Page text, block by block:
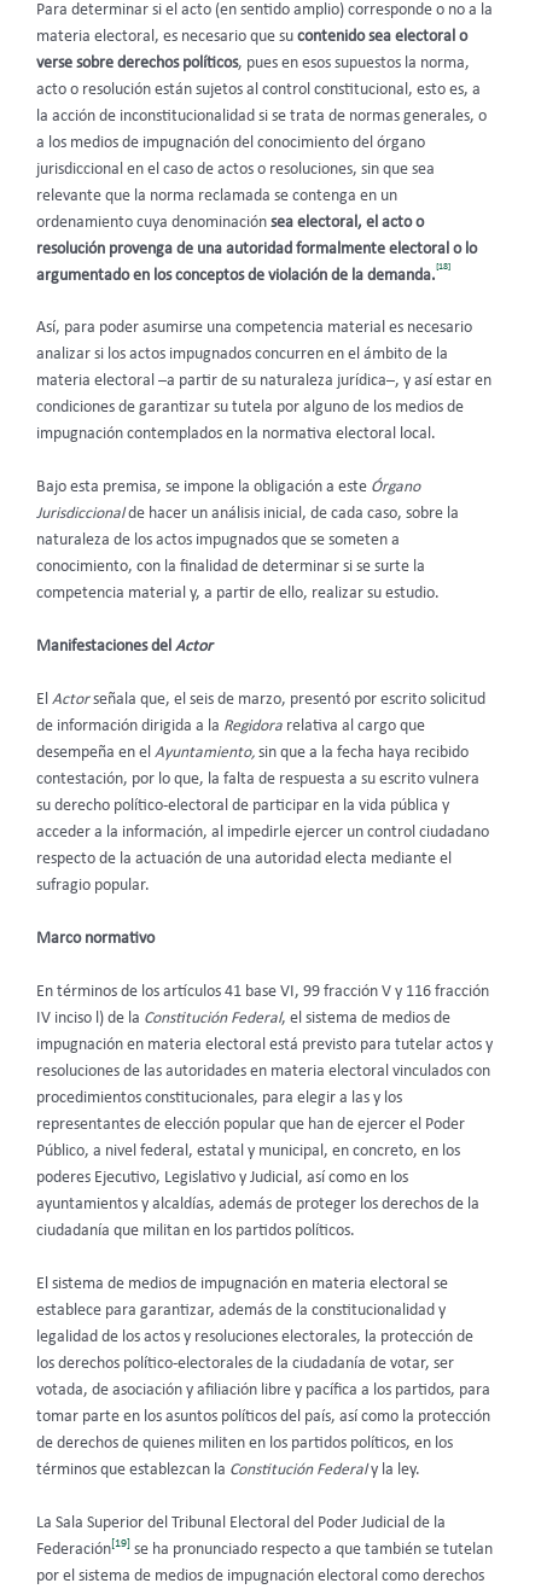
Para determinar si el acto (en sentido amplio) corresponde o no a la
materia electoral, es necesario que su contenido sea electoral o
verse sobre derechos políticos, pues en esos supuestos la norma,
acto o resolución están sujetos al control constitucional, esto es, a
la acción de inconstitucionalidad si se trata de normas generales, o
a los medios de impugnación del conocimiento del órgano
jurisdiccional en el caso de actos o resoluciones, sin que sea
relevante que la norma reclamada se contenga en un
ordenamiento cuya denominación sea electoral, el acto o
resolución provenga de una autoridad formalmente electoral o lo
argumentado en los conceptos de violación de la demanda.
[18]
Así, para poder asumirse una competencia material es necesario
analizar si los actos impugnados concurren en el ámbito de la
materia electoral –a partir de su naturaleza jurídica–, y así estar en
condiciones de garantizar su tutela por alguno de los medios de
impugnación contemplados en la normativa electoral local.
Bajo esta premisa, se impone la obligación a este Órgano
Jurisdiccionalde hacer un análisis inicial, de cada caso, sobre la
naturaleza de los actos impugnados que se someten a
conocimiento, con la finalidad de determinar si se surte la
competencia material y, a partir de ello, realizar su estudio.
Manifestaciones del Actor
El Actorseñala que, el seis de marzo, presentó por escrito solicitud
de información dirigida a la Regidora relativa al cargo que
desempeña en el Ayuntamiento, sin que a la fecha haya recibido
contestación, por lo que, la falta de respuesta a su escrito vulnera
su derecho político-electoral de participar en la vida pública y
acceder a la información, al impedirle ejercer un control ciudadano
respecto de la actuación de una autoridad electa mediante el
sufragio popular.
Marco normativo
En términos de los artículos 41 base VI, 99 fracción V y 116 fracción
IV inciso l) de la Constitución Federal, el sistema de medios de
impugnación en materia electoral está previsto para tutelar actos y
resoluciones de las autoridades en materia electoral vinculados con
procedimientos constitucionales, para elegir a las y los
representantes de elección popular que han de ejercer el Poder
Público, a nivel federal, estatal y municipal, en concreto, en los
poderes Ejecutivo, Legislativo y Judicial, así como en los
ayuntamientos y alcaldías, además de proteger los derechos de la
ciudadanía que militan en los partidos políticos.
El sistema de medios de impugnación en materia electoral se
establece para garantizar, además de la constitucionalidad y
legalidad de los actos y resoluciones electorales, la protección de
los derechos político-electorales de la ciudadanía de votar, ser
votada, de asociación y afiliación libre y pacífica a los partidos, para
tomar parte en los asuntos políticos del país, así como la protección
de derechos de quienes militen en los partidos políticos, en los
términos que establezcan la Constitución Federaly la ley.
La Sala Superior del Tribunal Electoral del Poder Judicial de la
Federación [19] se ha pronunciado respecto a que también se tutelan
por el sistema de medios de impugnación electoral como derechos